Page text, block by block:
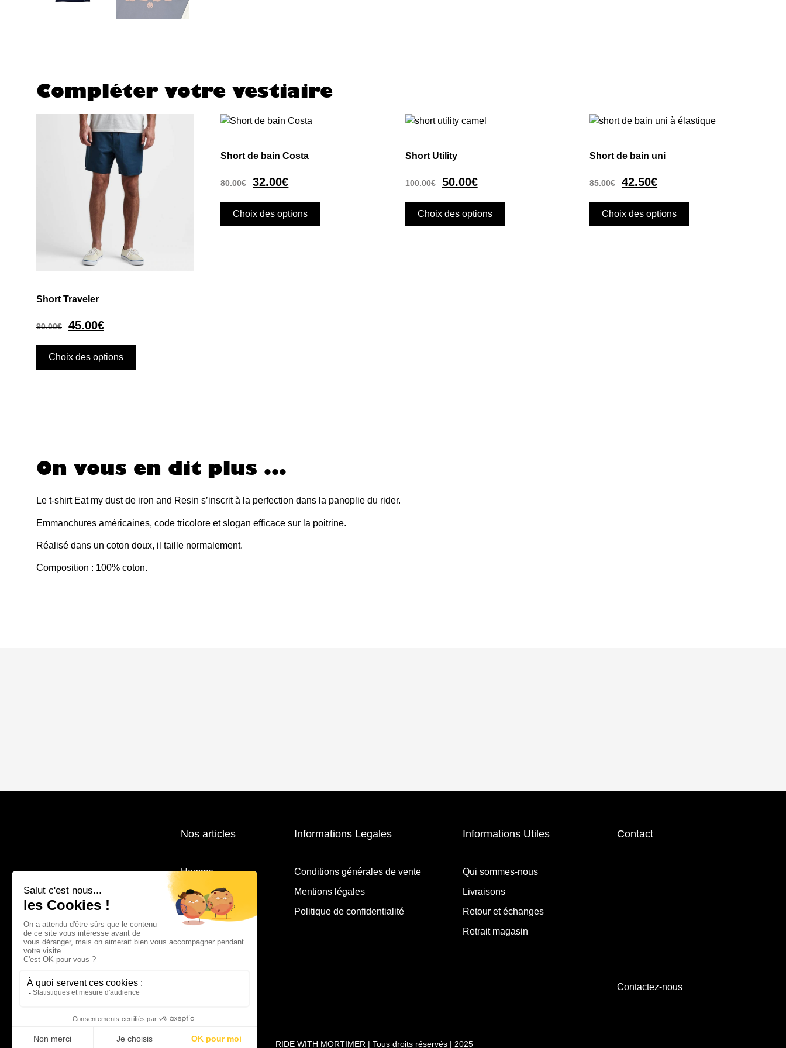
Compléter votre vestiaire
Short Traveler
90.00€ 45.00€
Choix des options
Short de bain Costa
80.00€ 32.00€
Choix des options
Short Utility
100.00€ 50.00€
Choix des options
Short de bain uni
85.00€ 42.50€
Choix des options
On vous en dit plus ...
Le t-shirt Eat my dust de iron and Resin s’inscrit à la perfection dans la panoplie du rider.
Emmanchures américaines, code tricolore et slogan efficace sur la poitrine.
Réalisé dans un coton doux, il taille normalement.
Composition : 100% coton.
Nos articles
Homme
Femme
Accessoires
Informations Legales
Conditions générales de vente
Mentions légales
Politique de confidentialité
Informations Utiles
Qui sommes-nous
Livraisons
Retour et échanges
Retrait magasin
Contact
Contactez-nous
RIDE WITH MORTIMER | Tous droits réservés | 2025